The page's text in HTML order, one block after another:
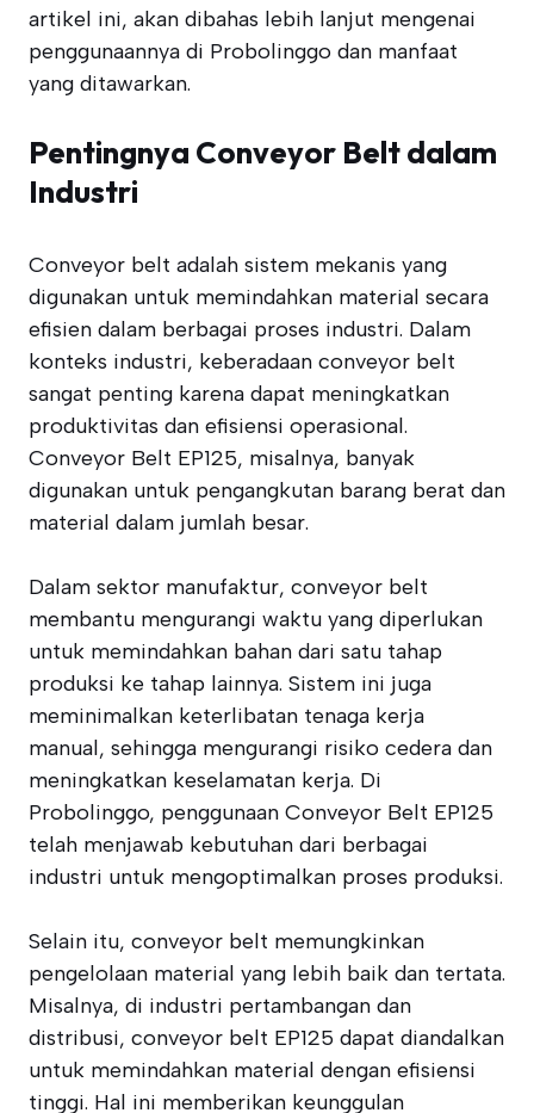
artikel ini, akan dibahas lebih lanjut mengenai
penggunaannya di Probolinggo dan manfaat
yang ditawarkan.
Pentingnya Conveyor Belt dalam
Industri
Conveyor belt adalah sistem mekanis yang
digunakan untuk memindahkan material secara
efisien dalam berbagai proses industri. Dalam
konteks industri, keberadaan conveyor belt
sangat penting karena dapat meningkatkan
produktivitas dan efisiensi operasional.
Conveyor Belt EP125, misalnya, banyak
digunakan untuk pengangkutan barang berat dan
material dalam jumlah besar.
Dalam sektor manufaktur, conveyor belt
membantu mengurangi waktu yang diperlukan
untuk memindahkan bahan dari satu tahap
produksi ke tahap lainnya. Sistem ini juga
meminimalkan keterlibatan tenaga kerja
manual, sehingga mengurangi risiko cedera dan
meningkatkan keselamatan kerja. Di
Probolinggo, penggunaan Conveyor Belt EP125
telah menjawab kebutuhan dari berbagai
industri untuk mengoptimalkan proses produksi.
Selain itu, conveyor belt memungkinkan
pengelolaan material yang lebih baik dan tertata.
Misalnya, di industri pertambangan dan
distribusi, conveyor belt EP125 dapat diandalkan
untuk memindahkan material dengan efisiensi
tinggi. Hal ini memberikan keunggulan